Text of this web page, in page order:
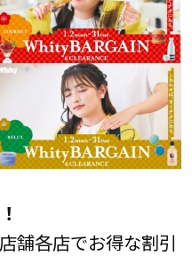
！
舗各店でお得な割引